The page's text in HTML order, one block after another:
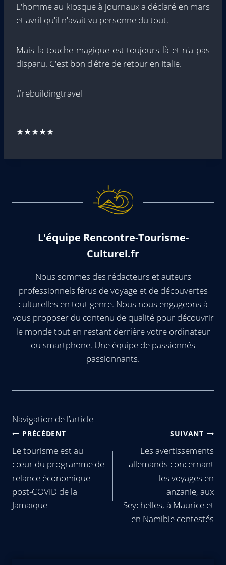
L'homme au kiosque à journaux a déclaré en mars
et avril qu'il n'avait vu personne du tout.
Mais la touche magique est toujours là et n'a pas
disparu. C'est bon d'être de retour en Italie.
#rebuildingtravel
★★★★★
L'équipe Rencontre-Tourisme-
Culturel.fr
Nous sommes des rédacteurs et auteurs
professionnels férus de voyage et de découvertes
culturelles en tout genre. Nous nous engageons à
vous proposer du contenu de qualité pour découvrir
le monde tout en restant derrière votre ordinateur
ou smartphone. Une équipe de passionnés
passionnants.
Navigation de l’article
PRÉCÉDENT
Le tourisme est au
cœur du programme de
relance économique
post-COVID de la
Jamaïque
SUIVANT
Les avertissements
allemands concernant
les voyages en
Tanzanie, aux
Seychelles, à Maurice et
en Namibie contestés